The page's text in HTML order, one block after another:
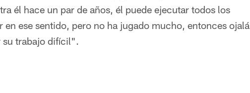
él hace un par de años, él puede ejecutar todos los
en ese sentido, pero no ha jugado mucho, entonces ojalá
su trabajo difícil".